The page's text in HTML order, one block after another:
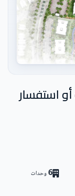
استفسار
6وحدات